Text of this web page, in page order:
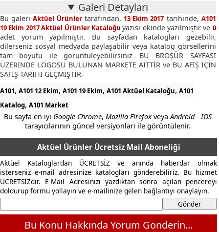
Galeri Detayları
Bu galeriAktüel Ürünlertarafından, 13 Ekim 2017 tarihinde, A101
19 Ekim 2017 Aktüel Ürünler Kataloğuyazısı ekinde yazılmıştır ve 0
adet yorum yapılmıştır. Bu sayfadan katalogları gezebilir,
dilerseniz sosyal medyada paylaşabilir veya katalog görsellerini
tam boyutu ile görüntüleyebilirsiniz BU BROŞÜR SAYFASI
ÜZERİNDE LOGOSU BULUNAN MARKETE AİTTİR ve BU AFİŞ İÇİN
SATIŞ TARİHİ GEÇMİŞTİR.
A101, A101 12 Ekim, A101 19 Ekim, A101 Aktüel Kataloğu, A101
Katalog, A101 Market
Bu sayfa en iyi Google Chrome,Mozilla Firefox veyaAndroid - IOS
tarayıcılarının güncel versiyonları ile görüntülenir.
Aktüel Ürünler Ücretsiz Mail Aboneliği
Aktüel Kataloglardan ÜCRETSİZ ve anında haberdar olmak
isterseniz e-mail adresinize katalogları gönderebiliriz. Bu hizmet
ÜCRETSİZdir. E-Mail Adresinizi yazdıktan sonra açılan pencereyi
doldurup formu yollayın ve e-mailinize gelen bağlantıyı onaylayın.
Bu Konu Hakkında Yorum Gönderin...